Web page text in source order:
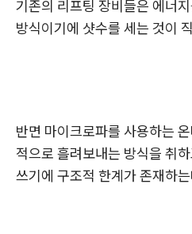
기존의 리프팅 장비들은 에너
방식이기에 샷수를 세는 것이
반면 마이크로파를 사용하는
적으로 흘려보내는 방식을 취
쓰기에 구조적 한계가 존재하